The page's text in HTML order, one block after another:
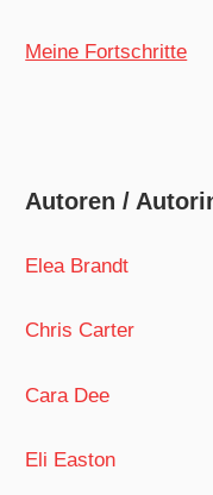
Meine Fortschritte
Autoren /
Elea Brandt
Chris Carter
Cara Dee
Eli Easton